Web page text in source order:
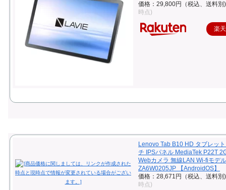
価格：29,800円（税込、送料別)
時点)
楽
Lenovo Tab B10 HD タブレッ
チ IPSパネル MediaTek P22T
Webカメラ 無線LAN Wi-fiモデ
ZA6W0205JP 【AndroidOS】
価格：28,671円（税込、送料別)
時点)